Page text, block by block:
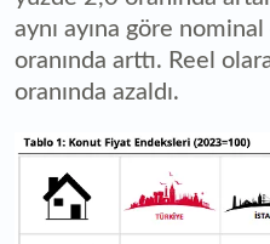
aynı ayına göre
oranında arttı. Reel
oranında azaldı.